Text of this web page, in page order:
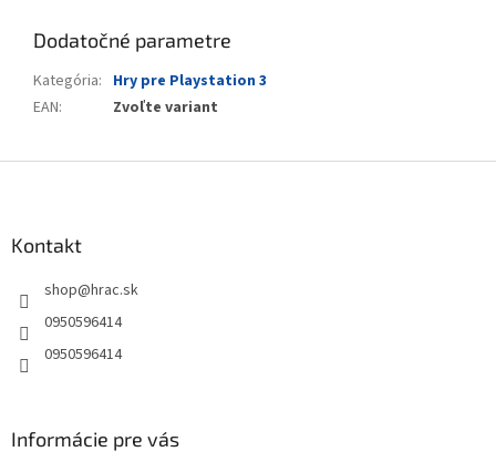
Dodatočné parametre
Kategória: Hry pre Playstation 3
EAN: Zvoľte variant
Kontakt
shop@hrac.sk
0950596414
0950596414
Informácie pre vás